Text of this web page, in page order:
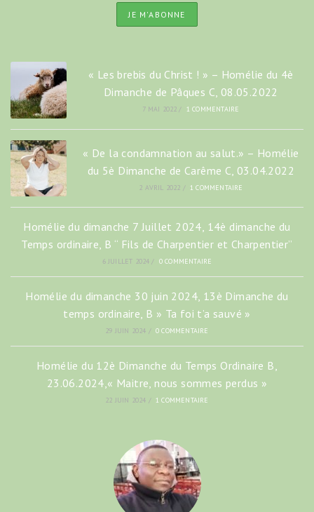
« Les brebis du Christ ! » – Homélie du 4è
Dimanche de Pâques C, 08.05.2022
7 MAI 2022 / 1 COMMENTAIRE
« De la condamnation au salut.» – Homélie
du 5è Dimanche de Carême C, 03.04.2022
2 AVRIL 2022 / 1 COMMENTAIRE
Homélie du dimanche 7 Juillet 2024, 14è dimanche du
Temps ordinaire, B “ Fils de Charpentier et Charpentier”
6 JUILLET 2024 / 0 COMMENTAIRE
Homélie du dimanche 30 juin 2024, 13è Dimanche du
temps ordinaire, B » Ta foi t’a sauvé »
29 JUIN 2024 / 0 COMMENTAIRE
Homélie du 12è Dimanche du Temps Ordinaire B,
23.06.2024,« Maitre, nous sommes perdus »
22 JUIN 2024 / 1 COMMENTAIRE